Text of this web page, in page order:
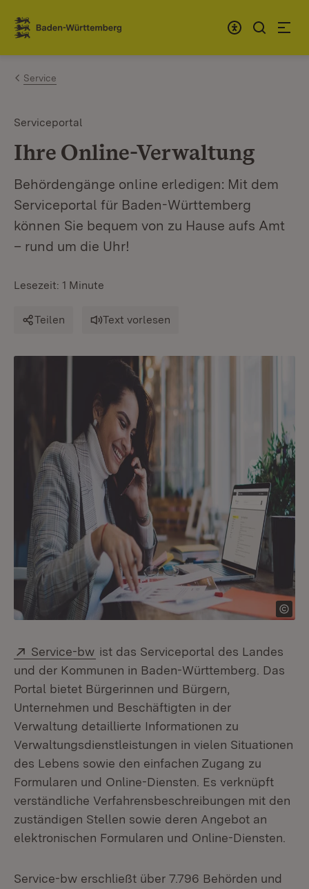
Zum Inhalt springen
Link zur Startseite
Service
Serviceportal
Ihre Online-Verwaltung
Behördengänge online erledigen: Mit dem
Serviceportal für Baden-Württemberg
können Sie bequem von zu Hause aufs Amt
– rund um die Uhr!
Lesezeit: 1 Minute
Teilen Text vorlesen
Extern:
Service-bw (Öffnet in neuem Fenster)
ist das Serviceportal des Landes
und der Kommunen in Baden-Württemberg. Das
Portal bietet Bürgerinnen und Bürgern,
Unternehmen und Beschäftigten in der
Verwaltung detaillierte Informationen zu
Verwaltungsdienstleistungen in vielen Situationen
des Lebens sowie den einfachen Zugang zu
Formularen und Online-Diensten. Es verknüpft
verständliche Verfahrensbeschreibungen mit den
zuständigen Stellen sowie deren Angebot an
elektronischen Formularen und Online-Diensten.
Service-bw erschließt über 7.796 Behörden und